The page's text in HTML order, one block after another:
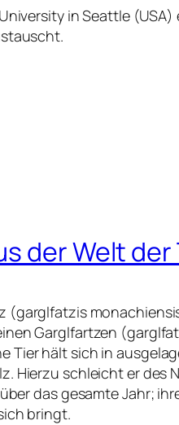
in Seattle
der Welt
(garglfatzis
Garglfartzen
Tier hält sich in
Hierzu schleicht er des
das gesamte Jahr;
bringt.